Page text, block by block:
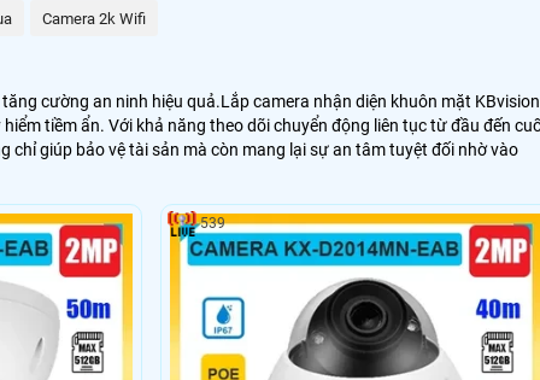
Camera 2k Wifi
cường an ninh hiệu quả.Lắp camera nhận diện khuôn mặt KBvision
tiềm ẩn. Với khả năng theo dõi chuyển động liên tục từ đầu đến
giúp bảo vệ tài sản mà còn mang lại sự an tâm tuyệt đối nhờ vào
539